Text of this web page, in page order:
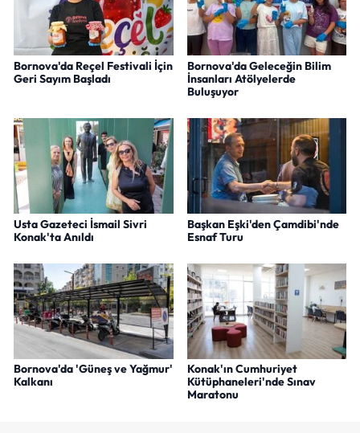
Bornova'da Reçel Festivali İçin
Geri Sayım Başladı
Bornova'da Geleceğin Bilim
İnsanları Atölyelerde
Buluşuyor
Usta Gazeteci İsmail Sivri
Konak'ta Anıldı
Başkan Eşki'den Çamdibi'nde
Esnaf Turu
Bornova'da 'Güneş ve Yağmur'
Kalkanı
Konak'ın Cumhuriyet
Kütüphaneleri'nde Sınav
Maratonu